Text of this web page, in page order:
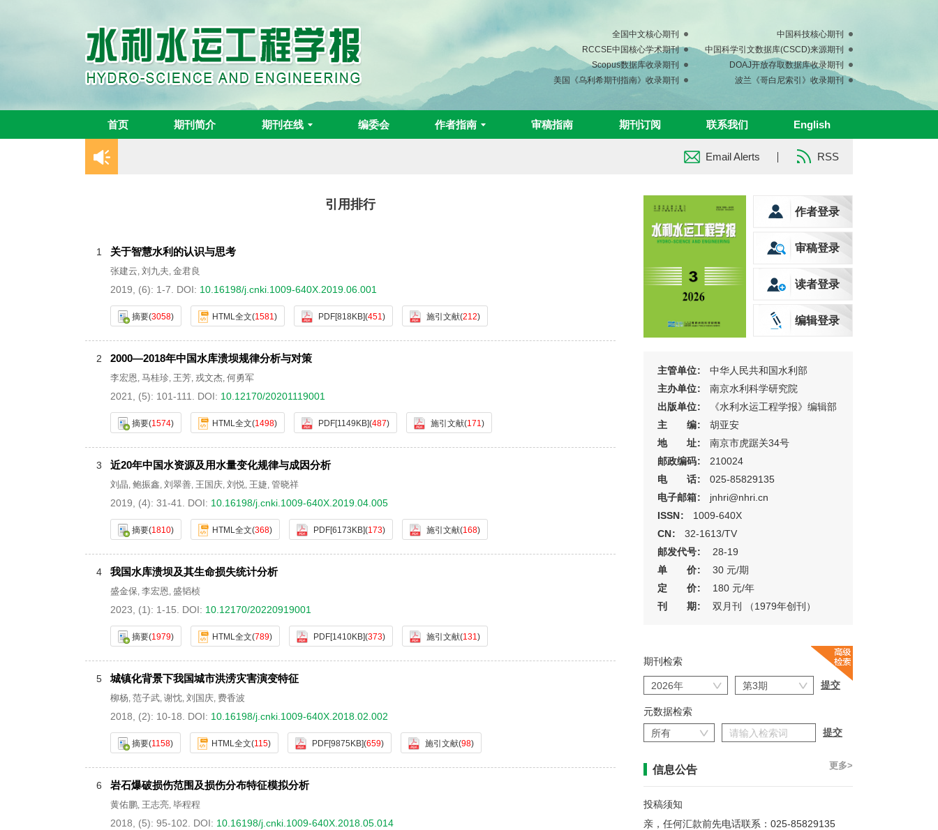
全国中文核心期刊
中国科技核心期刊
RCCSE中国核心学术期刊
中国科学引文数据库(CSCD)来源期刊
Scopus数据库收录期刊
DOAJ开放存取数据库收录期刊
美国《乌利希期刊指南》收录期刊
波兰《哥白尼索引》收录期刊
首页 期刊简介 期刊在线 编委会 作者指南 审稿指南 期刊订阅 联系我们 English
Email Alerts RSS
引用排行
1 关于智慧水利的认识与思考
张建云, 刘九夫, 金君良
2019, (6): 1-7. DOI: 10.16198/j.cnki.1009-640X.2019.06.001
摘要(3058) HTML全文(1581) PDF[818KB](451) 施引文献(212)
2 2000—2018年中国水库溃坝规律分析与对策
李宏恩, 马桂珍, 王芳, 戎文杰, 何勇军
2021, (5): 101-111. DOI: 10.12170/20201119001
摘要(1574) HTML全文(1498) PDF[1149KB](487) 施引文献(171)
3 近20年中国水资源及用水量变化规律与成因分析
刘晶, 鲍振鑫, 刘翠善, 王国庆, 刘悦, 王婕, 管晓祥
2019, (4): 31-41. DOI: 10.16198/j.cnki.1009-640X.2019.04.005
摘要(1810) HTML全文(368) PDF[6173KB](173) 施引文献(168)
4 我国水库溃坝及其生命损失统计分析
盛金保, 李宏恩, 盛韬桢
2023, (1): 1-15. DOI: 10.12170/20220919001
摘要(1979) HTML全文(789) PDF[1410KB](373) 施引文献(131)
5 城镇化背景下我国城市洪涝灾害演变特征
柳杨, 范子武, 谢忱, 刘国庆, 费香波
2018, (2): 10-18. DOI: 10.16198/j.cnki.1009-640X.2018.02.002
摘要(1158) HTML全文(115) PDF[9875KB](659) 施引文献(98)
6 岩石爆破损伤范围及损伤分布特征模拟分析
黄佑鹏, 王志亮, 毕程程
2018, (5): 95-102. DOI: 10.16198/j.cnki.1009-640X.2018.05.014
作者登录
审稿登录
读者登录
编辑登录
主管单位:
中华人民共和国水利部
主办单位:
南京水利科学研究院
出版单位:
《水利水运工程学报》编辑部
主 编:
胡亚安
地 址:
南京市虎踞关34号
邮政编码:
210024
电 话:
025-85829135
电子邮箱:
jnhri@nhri.cn
ISSN:
1009-640X
CN:
32-1613/TV
邮发代号:
28-19
单 价:
30 元/期
定 价:
180 元/年
刊 期 : 双月刊 （1979年创刊）
期刊检索
元数据检索
信息公告 更多>
投稿须知
亲，任何汇款前先电话联系：025-85829135